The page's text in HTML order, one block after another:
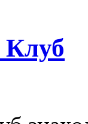
Клуб